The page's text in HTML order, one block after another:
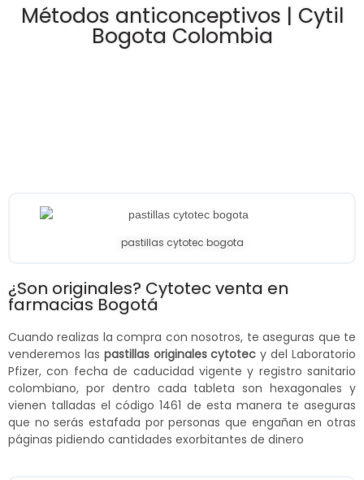
Métodos anticonceptivos | Cytil
Bogota Colombia
pastillas cytotec bogota
¿Son originales? Cytotec venta en
farmacias Bogotá
Cuando realizas la compra con nosotros, te aseguras que te
venderemos las pastillas originales cytotec y del Laboratorio
Pfizer, con fecha de caducidad vigente y registro sanitario
colombiano, por dentro cada tableta son hexagonales y
vienen talladas el código 1461 de esta manera te aseguras
que no serás estafada por personas que engañan en otras
páginas pidiendo cantidades exorbitantes de dinero